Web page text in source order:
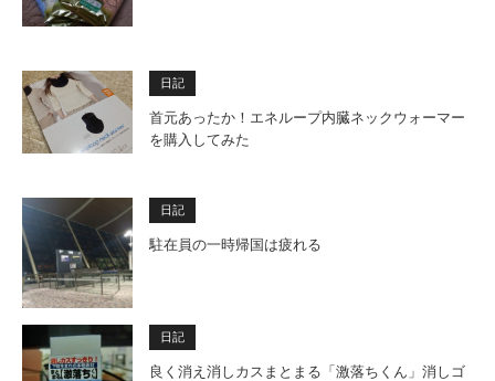
日記
首元あったか！エネループ内臓ネックウォーマー
を購入してみた
日記
駐在員の一時帰国は疲れる
日記
良く消え消しカスまとまる「激落ちくん」消しゴ